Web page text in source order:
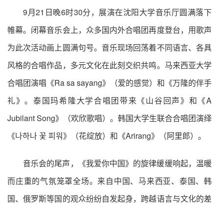
9月21日晚6时30分，展演在沈阳大学音乐厅圆满落下
帷幕。闭幕音乐会上，众多国内外合唱团再度登台，用歌声
为此次活动画上圆满句号。音乐现场回荡着不同语言、各具
风格的合唱作品，多元文化在此刻交织共鸣。马来西亚大学
合唱团演唱《Ra sa sayang》（爱的感觉）和《万隆的伴手
礼》。泰国玛希隆大学合唱团带来《山谷回声》和《A
Jubilant Song》（欢欣歌唱）。韩国大学生联合合唱团演绎
《나하나 꽃 피워》（花绽放）和《Arirang》（阿里郎）。
音乐会的尾声，《我爱你中国》的旋律缓缓响起，温暖
而庄重的气氛笼罩全场。来自中国、马来西亚、泰国、韩
国、俄罗斯等国的观众纷纷自发起身，跨越语言与文化的差